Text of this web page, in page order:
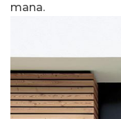
mana.